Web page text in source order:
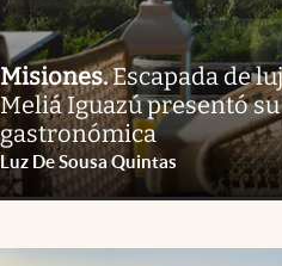
Misiones.Escapada de
Meliá Iguazú presentó
gastronómica
Luz De Sousa Quintas